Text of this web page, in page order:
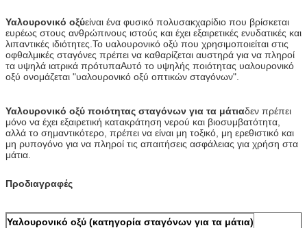
Υαλουρονικό οξύείναι ένα φυσικό πολυσακχαρίδιο που βρίσκεται
ευρέως στους ανθρώπινους ιστούς και έχει εξαιρετικές ενυδατικές και
λιπαντικές ιδιότητες.Το υαλουρονικό οξύ που χρησιμοποιείται στις
οφθαλμικές σταγόνες πρέπει να καθαρίζεται αυστηρά για να πληροί
τα υψηλά ιατρικά πρότυπαΑυτό το υψηλής ποιότητας υαλουρονικό
οξύ ονομάζεται "υαλουρονικό οξύ οπτικών σταγόνων".
Υαλουρονικό οξύ ποιότητας σταγόνων για τα μάτιαδεν πρέπει
μόνο να έχει εξαιρετική κατακράτηση νερού και βιοσυμβατότητα,
αλλά το σημαντικότερο, πρέπει να είναι μη τοξικό, μη ερεθιστικό και
μη ρυπογόνο για να πληροί τις απαιτήσεις ασφάλειας για χρήση στα
μάτια.
Προδιαγραφές
Υαλουρονικό οξύ (κατηγορία σταγόνων για τα μάτια)